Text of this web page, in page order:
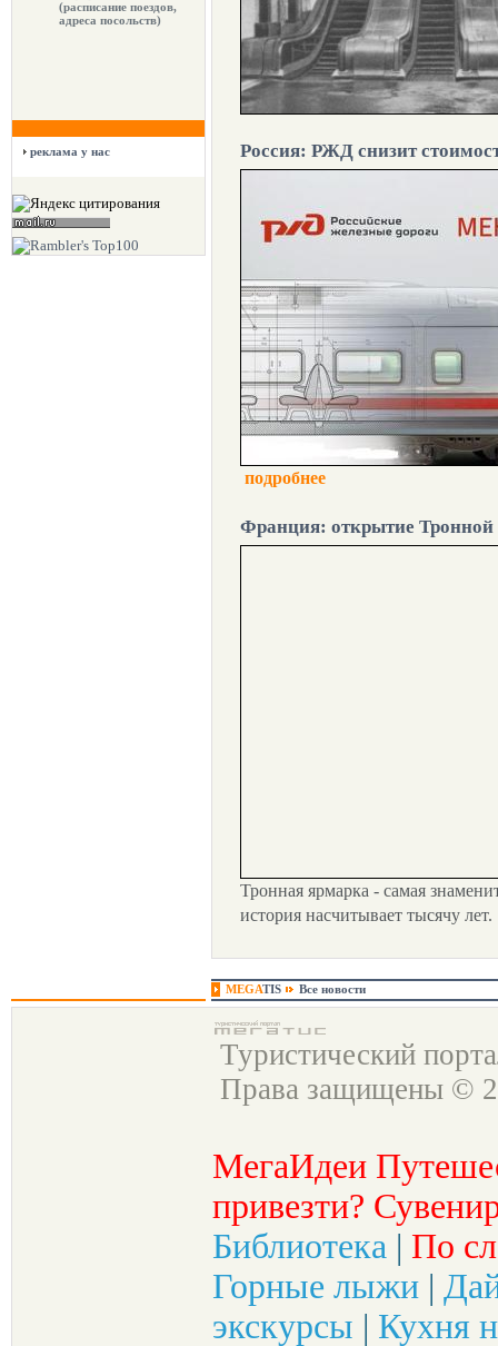
(расписание поездов,
адреса посольств)
реклама у нас Россия: РЖД снизит
подробнее
Франция: открытие
Тронная ярмарка - самая
история насчитывает тысячу лет.
MEGATIS Все новости
Туристический
Права защищены ©
МегаИдеи
привезти?
Библиотека | По
Горные лыжи |
экскурсы | Кухня